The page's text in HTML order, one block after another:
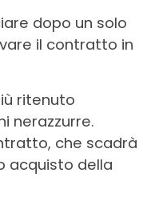
dopo un solo
il contratto in
ritenuto
nerazzurre.
che scadrà
acquisto della